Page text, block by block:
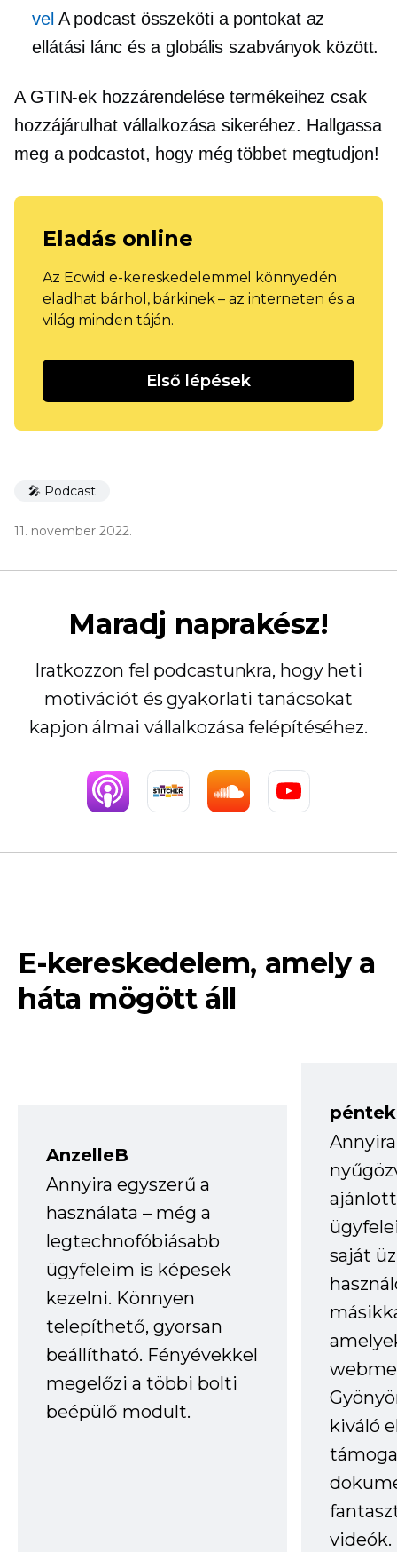
vel A podcast összeköti a pontokat az
ellátási lánc és a globális szabványok között.
A GTIN-ek hozzárendelése termékeihez csak
hozzájárulhat vállalkozása sikeréhez. Hallgassa
meg a podcastot, hogy még többet megtudjon!
Eladás online
Az Ecwid e-kereskedelemmel könnyedén
eladhat bárhol, bárkinek – az interneten és a
világ minden táján.
Első lépések
🎤 Podcast
11. november 2022.
Maradj naprakész!
Iratkozzon fel podcastunkra, hogy heti
motivációt és gyakorlati tanácsokat
kapjon álmai vállalkozása felépítéséhez.
E-kereskedelem, amely a
háta mögött áll
AnzelleB
Annyira egyszerű a
használata – még a
legtechnofóbiásabb
ügyfeleim is képesek
kezelni. Könnyen
telepíthető, gyorsan
beállítható. Fényévekkel
megelőzi a többi bolti
beépülő modult.
saját
kiváló
videók.